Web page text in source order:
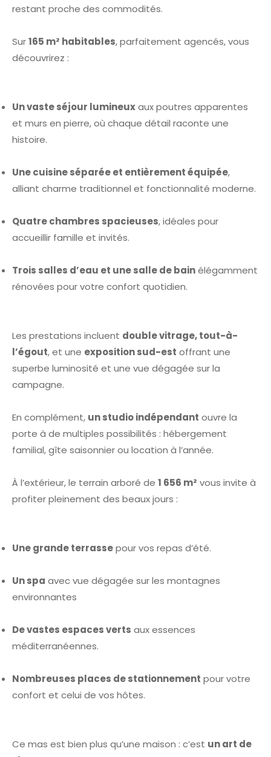
restant proche des commodités.
Sur165 m² habitables, parfaitement agencés, vous
découvrirez :
Un vaste séjour lumineuxaux poutres apparentes
et murs en pierre, où chaque détail raconte une
histoire.
Une cuisine séparée et entièrement équipée,
alliant charme traditionnel et fonctionnalité moderne.
Quatre chambres spacieuses, idéales pour
accueillir famille et invités.
Trois salles d’eau et une salle de bainélégamment
rénovées pour votre confort quotidien.
Les prestations incluent double vitrage, tout-à-
l’égout, et une exposition sud-est offrant une
superbe luminosité et une vue dégagée sur la
campagne.
En complément, un studio indépendant ouvre la
porte à de multiples possibilités : hébergement
familial, gîte saisonnier ou location à l’année.
À l’extérieur, le terrain arboré de 1 656 m² vous invite à
profiter pleinement des beaux jours :
Une grande terrassepour vos repas d’été.
Un spa avec vue dégagée sur les montagnes
environnantes
De vastes espaces verts aux essences
méditerranéennes.
Nombreuses places de stationnement pour votre
confort et celui de vos hôtes.
Ce mas est bien plus qu’une maison : c’est un art de